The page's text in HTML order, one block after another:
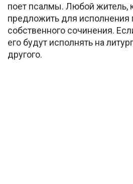
поет псалмы. Любой житель,
предложить для исполнения
собственного сочинения.
его будут исполнять на
другого.